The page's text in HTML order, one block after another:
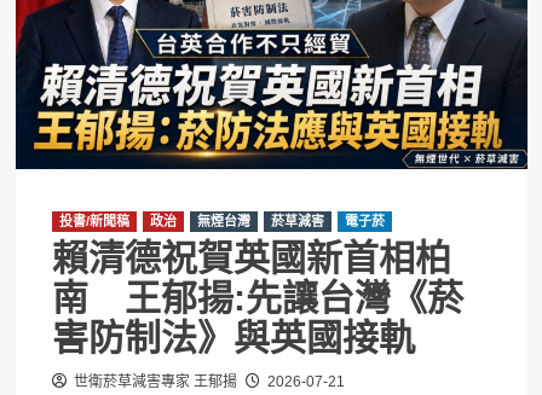
賴清德祝賀英國新首相柏南 王郁揚:先
讓台灣《菸害防制法》與英國接軌
投書/新聞稿 政治 無煙台灣 菸草減害 電子菸
賴清德祝賀英國新首相柏
南 王郁揚:先讓台灣《菸
害防制法》與英國接軌
世衛菸草減害專家 王郁揚 2026-07-21